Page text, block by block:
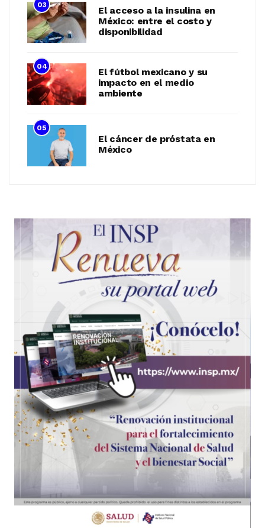
03
El acceso a la insulina en
México: entre el costo y
disponibilidad
04
El fútbol mexicano y su
impacto en el medio
ambiente
05
El cáncer de próstata en
México